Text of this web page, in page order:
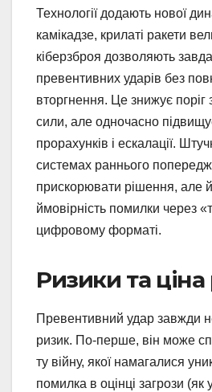
Технології додають нової
камікадзе, крилаті ракети
кіберзброя дозволяють
превентивних ударів без
вторгнення. Це знижує поріг
сили, але одночасно
прорахунків і ескалації.
системах раннього
прискорювати рішення, але
ймовірність помилки через
цифровому форматі.
Ризики та
Превентивний удар завжди
ризик. По-перше, він може
ту війну, якої намагалися
помилка в оцінці загрози (як